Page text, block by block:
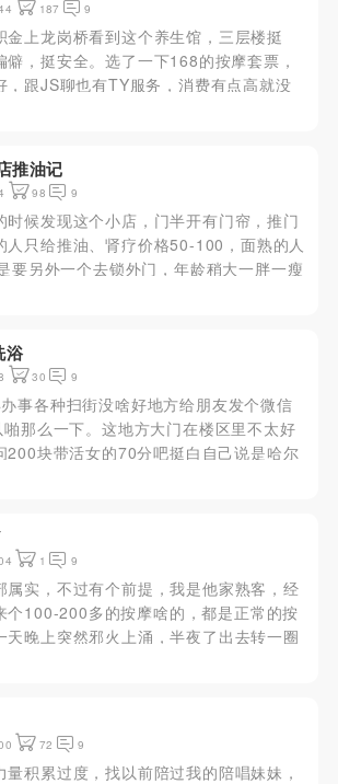
187 9
金上龙岗桥看到这个养生馆，三层楼挺
僻，挺安全。选了一下168的按摩套票，
，跟JS聊也有TY服务，消费有点高就没
，房间不错都有独立卫生间洗澡。
推油记
98 9
时候发现这个小店，门半开有门帘，推门
人只给推油、肾疗价格50-100，面熟的人
要另外一个去锁外门，年龄稍大一胖一瘦
浴
30 9
事各种扫街没啥好地方给朋友发个微信
那么一下。这地方大门在楼区里不太好
200块带活女的70分吧挺白自己说是哈尔
加活了不用吊她们、包房环境很差一股味
1 9
属实，不过有个前提，我是他家熟客，经
个100-200多的按摩啥的，都是正常的按
天晚上突然邪火上涌，半夜了出去转一圈
，快枪那地方不想去，我就给他发个微信
72 9
量积累过度，找以前陪过我的陪唱妹妹，